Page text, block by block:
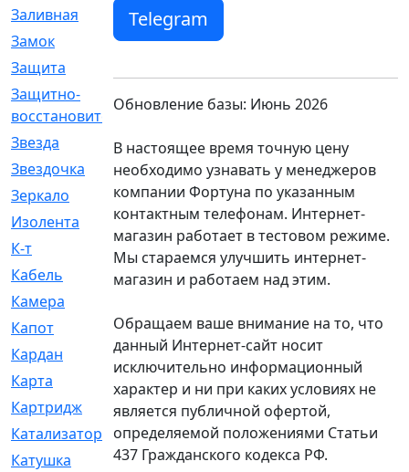
Заливная
[4]
Замок
[12]
Защита
Защитно-
восстановительный
Звезда
[1]
Звездочка
[5]
Зеркало
[369]
Изолента
[1]
К-т
[13]
Кабель
[50]
Камера
Капот
[144]
Кардан
[131]
Карта
[2]
Картридж
[250]
Катализатор
[1]
Катушка
[2]
Telegram
Обновление базы: Июнь 2026
В настоящее время точную цену
необходимо узнавать у менеджеров
компании Фортуна по указанным
контактным телефонам. Интернет-
магазин работает в тестовом режиме.
Мы стараемся улучшить интернет-
магазин и работаем над этим.
Обращаем ваше внимание на то, что
данный Интернет-сайт носит
исключительно информационный
характер и ни при каких условиях не
является публичной офертой,
определяемой положениями Статьи
437 Гражданского кодекса РФ.